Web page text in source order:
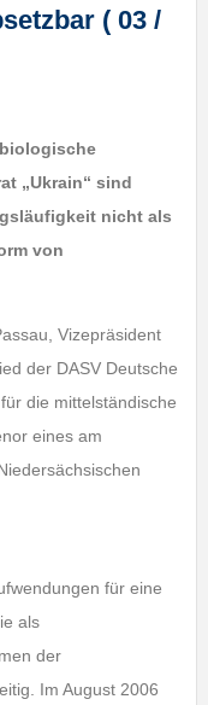
( 03 /
„Ukrain“ sind
nicht als
von
Vizepräsident
der DASV Deutsche
die mittelständische
eines am
für eine
als
der
Im August 2006